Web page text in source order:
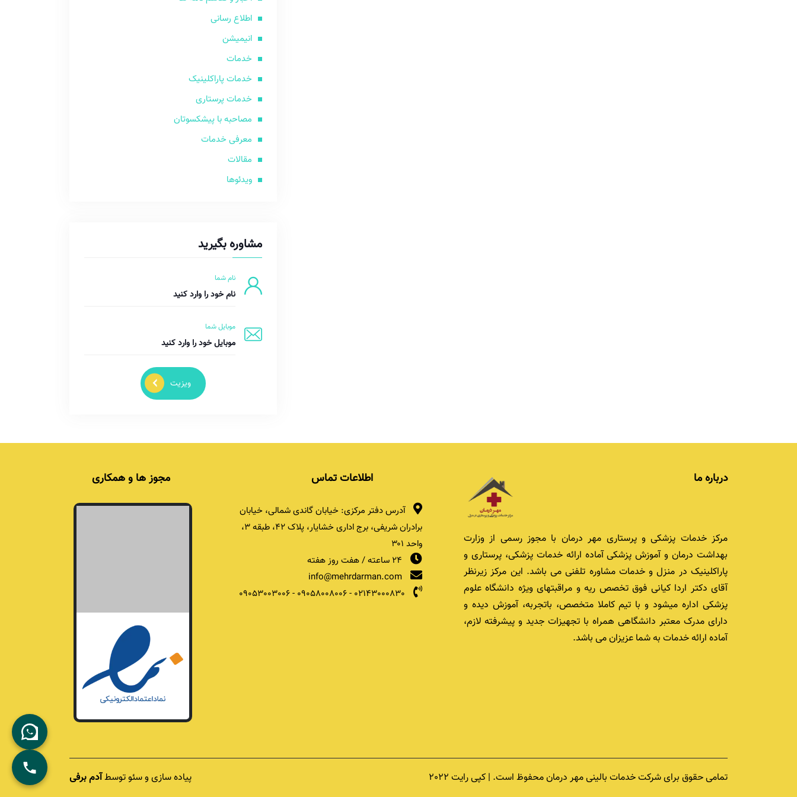
اطلاع رسانی
انیمیشن
خدمات
خدمات پاراکلینیک
خدمات پرستاری
مصاحبه با پیشکسوتان
معرفی خدمات
مقالات
ویدئوها
مشاوره بگیرید
نام شما
موبایل شما
ویزیت
درباره ما
مرکز خدمات پزشکی و پرستاری مهر درمان با مجوز رسمی از وزارت
بهداشت درمان و آموزش پزشکی آماده ارائه خدمات پزشکی، پرستاری و
پاراکلینیک در منزل و خدمات مشاوره تلفنی می باشد. این مرکز زیرنظر
آقای دکتر اردا کیانی فوق تخصص ریه و مراقبتهای ویژه دانشگاه علوم
پزشکی اداره میشود و با تیم کاملا متخصص، باتجربه، آموزش دیده و
دارای مدرک معتبر دانشگاهی همراه با تجهیزات جدید و پیشرفته لازم،
آماده ارائه خدمات به شما عزیزان می باشد.
اطلاعات تماس
آدرس دفتر مرکزی: خیابان گاندی شمالی، خیابان
برادران شریفی، برج اداری خشایار، پلاک ۴۲، طبقه ۳،
واحد ۳۰۱
info@mehrdarman.com
02143000830
-
09058008006
-
09053003006
مجوز ها و همکاری
تمامی حقوق برای شرکت خدمات بالینی مهر درمان محفوظ است. | کپی رایت 2022 پیاده سازی و سئو توسطآدم برفی